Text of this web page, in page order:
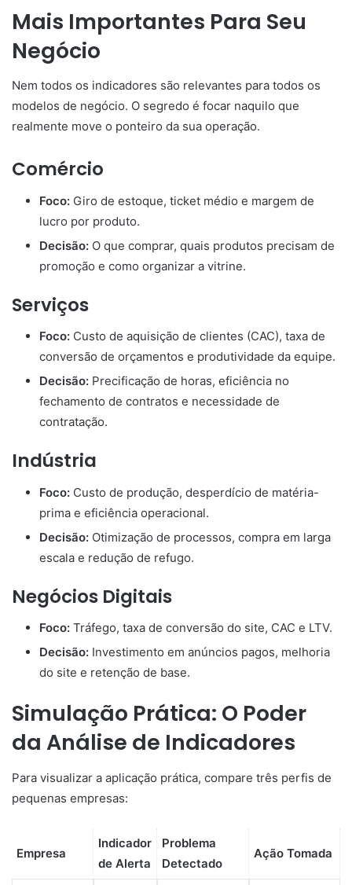
Mais Importantes Para Seu
Negócio
Nem todos os indicadores são relevantes para todos os
modelos de negócio. O segredo é focar naquilo que
realmente move o ponteiro da sua operação.
Comércio
Foco: Giro de estoque, ticket médio e margem de
lucro por produto.
Decisão: O que comprar, quais produtos precisam de
promoção e como organizar a vitrine.
Serviços
Foco: Custo de aquisição de clientes (CAC), taxa de
conversão de orçamentos e produtividade da equipe.
Decisão: Precificação de horas, eficiência no
fechamento de contratos e necessidade de
contratação.
Indústria
Foco: Custo de produção, desperdício de matéria-
prima e eficiência operacional.
Decisão: Otimização de processos, compra em larga
escala e redução de refugo.
Negócios Digitais
Foco: Tráfego, taxa de conversão do site, CAC e LTV.
Decisão: Investimento em anúncios pagos, melhoria
do site e retenção de base.
Simulação Prática: O Poder
da Análise de Indicadores
Para visualizar a aplicação prática, compare três perfis de
pequenas empresas:
Empresa
Indicador
de Alerta
Problema
Detectado
Ação Tomada